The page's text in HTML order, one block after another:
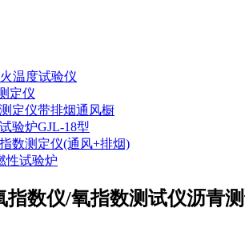
温度试验仪
定仪
定仪带排烟通风橱
验炉GJL-18型
数测定仪(通风+排烟)
性试验炉
指数仪/氧指数测试仪沥青